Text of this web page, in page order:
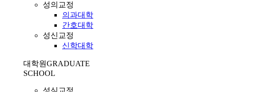
성의교정
의과대학
간호대학
성신교정
신학대학
대학원GRADUATE
SCHOOL